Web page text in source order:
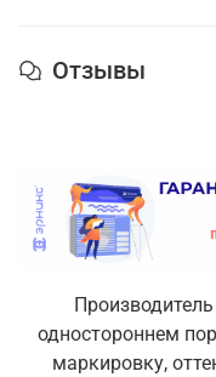
Отзывы
одностороннем
маркировку,